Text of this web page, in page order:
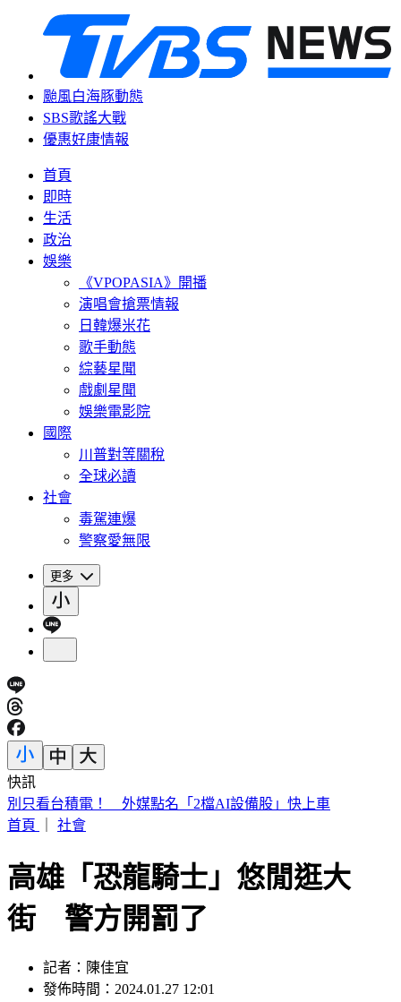
颱風白海豚動態
SBS歌謠大戰
優惠好康情報
首頁
即時
生活
政治
娛樂
《VPOPASIA》開播
演唱會搶票情報
日韓爆米花
歌手動態
綜藝星聞
戲劇星聞
娛樂電影院
國際
川普對等關稅
全球必讀
社會
毒駕連爆
警察愛無限
更多
快訊
白海豚暴風圈縮小！掃過北部近海「雨狂炸」 這天才遠離
首頁
社會
高雄「恐龍騎士」悠閒逛大
街 警方開罰了
記者：陳佳宜
發佈時間：2024.01.27 12:01